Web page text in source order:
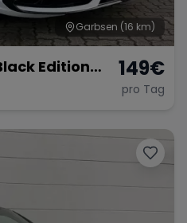
Garbsen (16 km)
Edition
149€
pro Tag